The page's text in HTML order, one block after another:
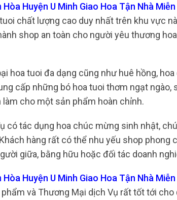
Huyện U Minh Giao Hoa Tận Nhà Miễn
chất lượng cao duy nhất trên khu vực
shop an toàn cho người yêu thương
hoa tuoi đa dạng cũng như huê hồng,
cấp những bó hoa tuoi thơm ngạt ngào,
cho một sản phẩm hoàn chỉnh.
có tác dụng hoa chúc mừng sinh nhật,
hàng rất có thể nhu yếu shop phong
giữa, bằng hữu hoặc đối tác doanh
Huyện U Minh Giao Hoa Tận Nhà
và Thương Mại dịch Vụ rất tốt tới cho